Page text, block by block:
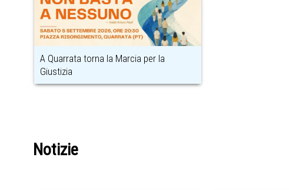
A Quarrata torna la Marcia per la
Giustizia
Notizie